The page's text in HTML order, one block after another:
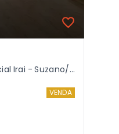
Conjunto Residencial Irai - Suzano/SP
VENDA